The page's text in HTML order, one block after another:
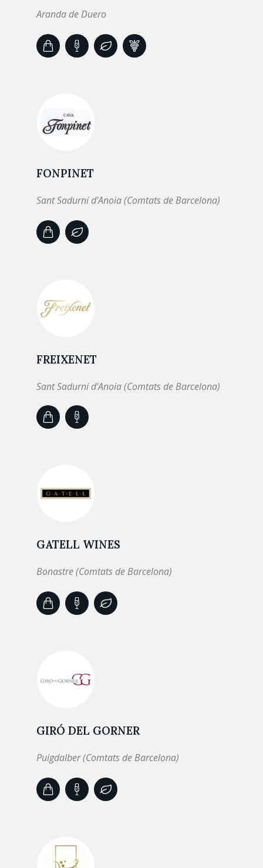
Aranda de Duero
FONPINET
Sant Sadurní d’Anoia (Comtats de Barcelona)
FREIXENET
Sant Sadurní d’Anoia (Comtats de Barcelona)
GATELL WINES
Bonastre (Comtats de Barcelona)
GIRÓ DEL GORNER
Puigdalber (Comtats de Barcelona)